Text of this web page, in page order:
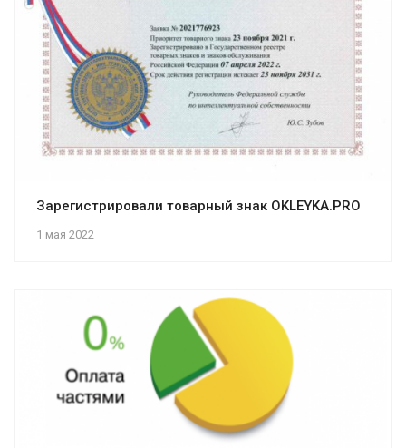
1 мая 2022
Зарегистрировали товарный знак OKLEYKA.PRO